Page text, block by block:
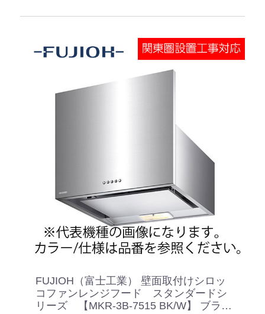
FUJIOH（富士工業） 壁面取付けシロッ
コファンレンジフード スタンダードシ
リーズ 【MKR-3B-7515 BK/W】 ブラッ